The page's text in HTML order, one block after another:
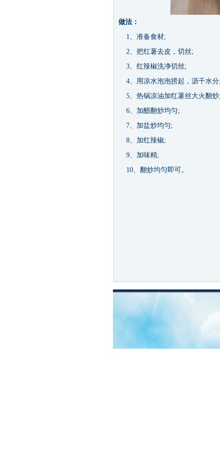
做法 ：
1、准备食材;
2、把红薯去皮，切丝;
3、红辣椒洗净切丝;
4、用凉水泡泡捞起，沥干水
5、热锅凉油加红薯丝大火翻
6、加醋翻炒均匀;
7、加盐炒均匀;
8、加红辣椒;
9、加味精;
10、翻炒均匀即可。